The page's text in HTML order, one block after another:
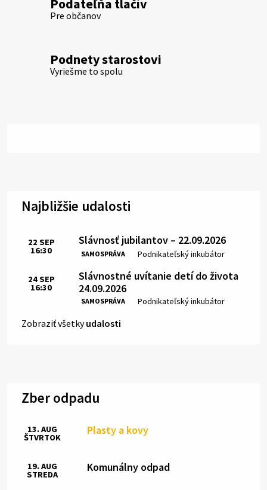
Podateľňa tlačív
Pre občanov
Podnety starostovi
Vyriešme to spolu
Najbližšie udalosti
Slávnosť jubilantov – 22.09.2026
SAMOSPRÁVA Miesto:
Podnikateľský inkubátor
Čas:
22 SEP
16:30
Slávnostné uvítanie detí do života
24.09.2026
SAMOSPRÁVA Miesto:
Podnikateľský inkubátor
Čas:
24SEP
16:30
Zobraziť všetkyudalosti
Zber odpadu
Plasty a kovy
13. AUG
ŠTVRTOK
Komunálny odpad
19. AUG
STREDA